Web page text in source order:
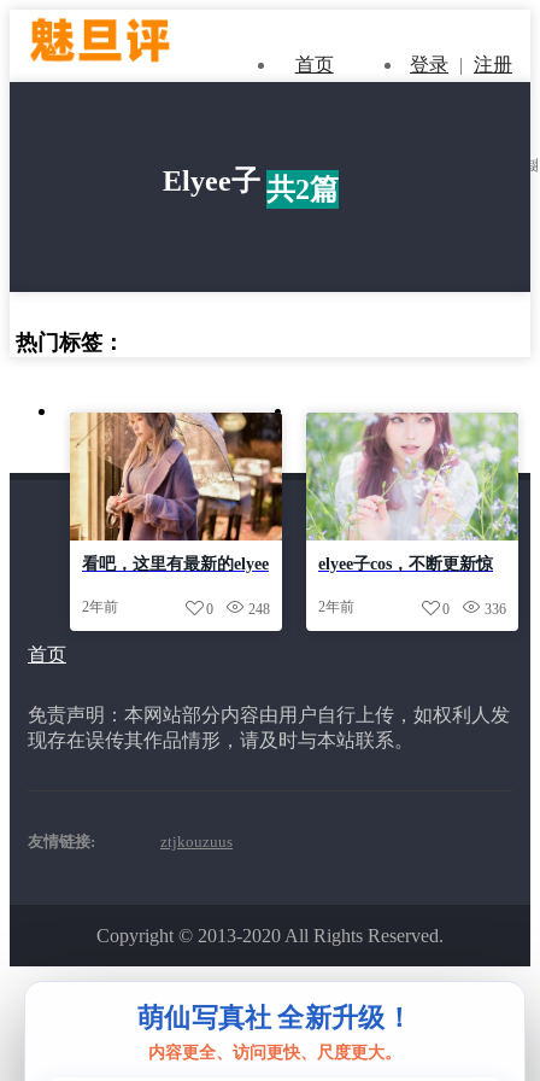
首页 登录 | 注册
Elyee子共2篇
热门标签：
看吧，这里有最新的elyee
快吧
2年前 248
0
elyee子cos，不断更新惊
照片
2年前 336
0
首页
免责声明：本网站部分内容由用户自行上传，如权利人发
现存在误传其作品情形，请及时与本站联系。
友情链接: ztjkouzuus
Copyright © 2013-2020 All Rights Reserved.
萌仙写真社 全新升级！
内容更全、访问更快、尺度更大。